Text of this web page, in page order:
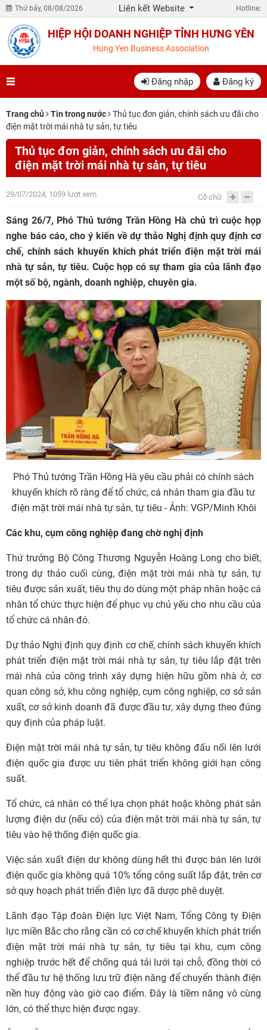
Thứ bảy, 08/08/2026 Liên kết Website Hotline:
HIỆP HỘI DOANH NGHIỆP TỈNH HƯNG YÊN
Hung Yen Business Association
Đăng nhập Đăng ký
Trang chủ Tin trong nước
Thủ tục đơn giản, chính sách ưu đãi cho
điện mặt trời mái nhà tự sản, tự tiêu
Thủ tục đơn giản, chính sách ưu đãi cho
điện mặt trời mái nhà tự sản, tự tiêu
29/07/2024, 1059 lượt xem Cỡ chữ
Sáng 26/7, Phó Thủ tướng Trần Hồng Hà chủ trì cuộc họp
nghe báo cáo, cho ý kiến về dự thảo Nghị định quy định cơ
chế, chính sách khuyến khích phát triển điện mặt trời mái
nhà tự sản, tự tiêu. Cuộc họp có sự tham gia của lãnh đạo
một số bộ, ngành, doanh nghiệp, chuyên gia.
Phó Thủ tướng Trần Hồng Hà yêu cầu phải có chính sách
khuyến khích rõ ràng để tổ chức, cá nhân tham gia đầu tư
điện mặt trời mái nhà tự sản, tự tiêu - Ảnh: VGP/Minh Khôi
Các khu, cụm công nghiệp đang chờ nghị định
Thứ trưởng Bộ Công Thương Nguyễn Hoàng Long cho biết,
trong dự thảo cuối cùng, điện mặt trời mái nhà tự sản, tự
tiêu được sản xuất, tiêu thụ do dùng một pháp nhân hoặc cá
nhân tổ chức thực hiện để phục vụ chủ yếu cho nhu cầu của
tổ chức cá nhân đó.
Dự thảo Nghị định quy định cơ chế, chính sách khuyến khích
phát triển điện mặt trời mái nhà tự sản, tự tiêu lắp đặt trên
mái nhà của công trình xây dựng hiện hữu gồm nhà ở, cơ
quan công sở, khu công nghiệp, cụm công nghiệp, cơ sở sản
xuất, cơ sở kinh doanh đã được đầu tư, xây dựng theo đúng
quy định của pháp luật.
Điện mặt trời mái nhà tự sản, tự tiêu không đấu nối lên lưới
điện quốc gia được ưu tiên phát triển không giới hạn công
suất.
Tổ chức, cá nhân có thể lựa chọn phát hoặc không phát sản
lượng điện dư (nếu có) của điện mặt trời mái nhà tự sản, tự
tiêu vào hệ thống điện quốc gia.
Việc sản xuất điện dư không dùng hết thì được bán lên lưới
điện quốc gia không quá 10% tổng công suất lắp đặt, trên cơ
sở quy hoạch phát triển điện lực đã dược phê duyệt.
Lãnh đạo Tập đoàn Điện lực Việt Nam, Tổng Công ty Điện
lực miền Bắc cho rằng cần có cơ chế khuyến khích phát triển
điện mặt trời mái nhà tự sản, tự tiêu tại khu, cụm công
nghiệp trước hết để chống quá tải lưới tại chỗ, đồng thời có
thể đầu tư hệ thống lưu trữ điện năng để chuyển thành điện
nền huy động vào giờ cao điểm. Đây là tiềm năng vô cùng
lớn, có thể thực hiện được ngay.